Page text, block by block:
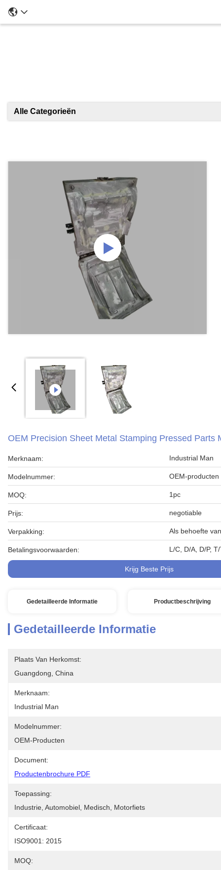
Alle Categorieën
OEM Precision Sheet Metal Stamping Pressed Parts
Merknaam: Industrial Man
Modelnummer: OEM-producten
MOQ: 1pc
Prijs: negotiable
Verpakking: Als behoefte
Betalingsvoorwaarden: L/C, D/A, D/P,
Krijg Beste Prijs
Gedetailleerde Informatie Productbeschrijving
Gedetailleerde Informatie
Plaats Van Herkomst:
Guangdong, China
Merknaam:
Industrial Man
Modelnummer:
OEM-Producten
Document:
Productenbrochure PDF
Toepassing:
Industrie, Automobiel, Medisch, Motorfiets
Certificaat:
ISO9001: 2015
MOQ: